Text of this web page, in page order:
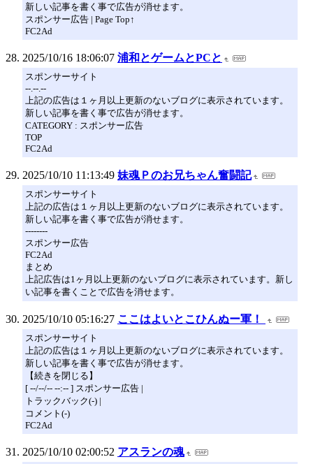
新しい記事を書く事で広告が消せます。
スポンサー広告 | Page Top↑
FC2Ad
2025/10/16 18:06:07 浦和とゲームとPCと
スポンサーサイト
--.--.--
上記の広告は１ヶ月以上更新のないブログに表示されています。
新しい記事を書く事で広告が消せます。
CATEGORY : スポンサー広告
TOP
FC2Ad
2025/10/10 11:13:49 妹魂Ｐのお兄ちゃん奮闘記
スポンサーサイト
上記の広告は１ヶ月以上更新のないブログに表示されています。
新しい記事を書く事で広告が消せます。
--------
スポンサー広告
FC2Ad
まとめ
上記広告は1ヶ月以上更新のないブログに表示されています。新し
い記事を書くことで広告を消せます。
2025/10/10 05:16:27 ここはよいとこひんぬー軍！
スポンサーサイト
上記の広告は１ヶ月以上更新のないブログに表示されています。
新しい記事を書く事で広告が消せます。
【続きを閉じる】
[ --/--/-- --:-- ] スポンサー広告 |
トラックバック(-) |
コメント(-)
FC2Ad
2025/10/10 02:00:52 アスランの魂